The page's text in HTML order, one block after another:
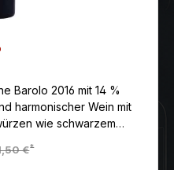
Barolo 2016 mit 14 %
harmonischer Wein mit
wie schwarzem
€*